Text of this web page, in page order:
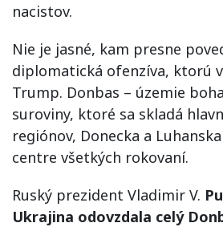
nacistov.
Nie je jasné, kam presne
diplomatická ofenzíva, ktorú
Trump. Donbas – územie
suroviny, ktoré sa skladá
regiónov, Donecka a
centre všetkých rokovaní.
Ruský prezident Vladimir V.
Ukrajina odovzdala celý